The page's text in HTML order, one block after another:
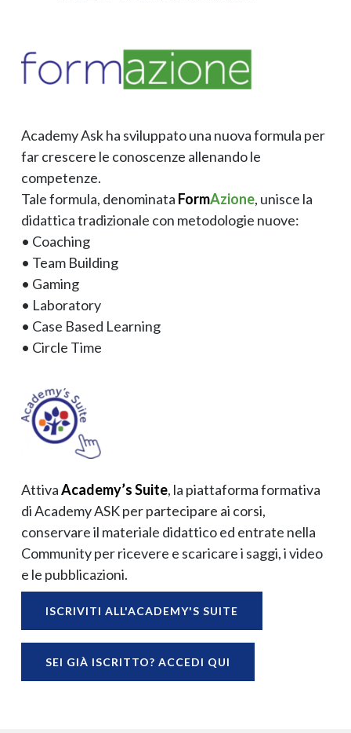
Academy Ask ha sviluppato una nuova formula per
far crescere le conoscenze allenando le
competenze.
Tale formula, denominata FormAzione, unisce la
didattica tradizionale con metodologie nuove:
• Coaching
• Team Building
• Gaming
• Laboratory
• Case Based Learning
• Circle Time
AttivaAcademy’s Suite, la piattaforma formativa
di Academy ASK per partecipare ai corsi,
conservare il materiale didattico ed entrate nella
Community per ricevere e scaricare i saggi, i video
e le pubblicazioni.
ISCRIVITI ALL'ACADEMY'S SUITE
SEI GIÀ ISCRITTO? ACCEDI QUI